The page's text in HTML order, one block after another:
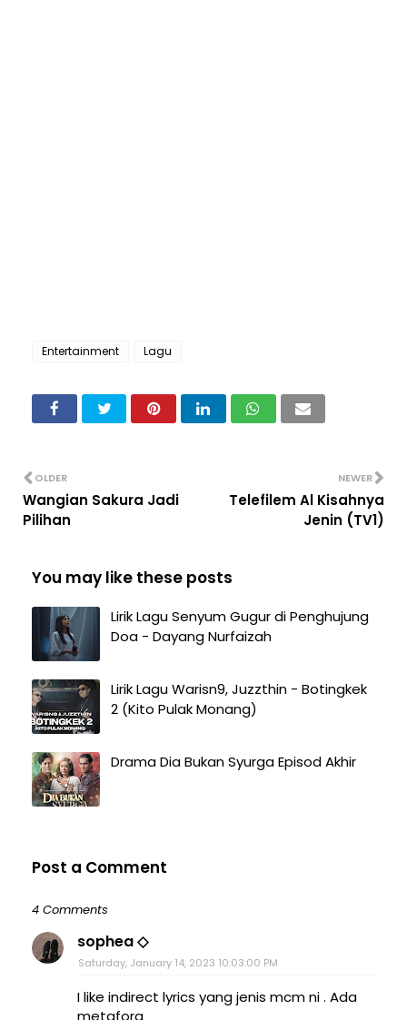
Entertainment Lagu
NEWER
Telefilem Al Kisahnya
Jenin (TV1)
OLDER
Wangian Sakura Jadi
Pilihan
You may like these posts
Lirik Lagu Senyum Gugur di Penghujung
Doa - Dayang Nurfaizah
Lirik Lagu Warisn9, Juzzthin - Botingkek
2 (Kito Pulak Monang)
Drama Dia Bukan Syurga Episod Akhir
Post a Comment
4 Comments
sophea ◇
Saturday, January 14, 2023 10:03:00 PM
I like indirect lyrics yang jenis mcm ni . Ada
metafora